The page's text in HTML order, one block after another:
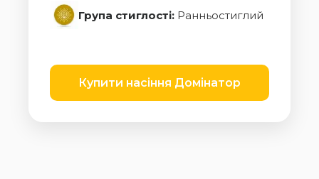
Група стиглості: Ранньостиглий
Купити насіння Домінатор